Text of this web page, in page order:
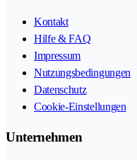
Kontakt
Hilfe & FAQ
Impressum
Nutzungsbedingungen
Datenschutz
Cookie-Einstellungen
Unternehmen